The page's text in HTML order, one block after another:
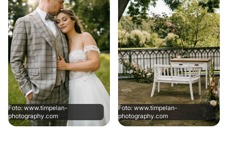
Foto: www.timpelan-
photography.com
Foto: www.timpelan-
photography.com